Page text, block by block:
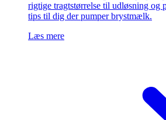
rigtige tragtstørrelse til udløsning og
tips til dig der pumper brystmælk.
Læs mere